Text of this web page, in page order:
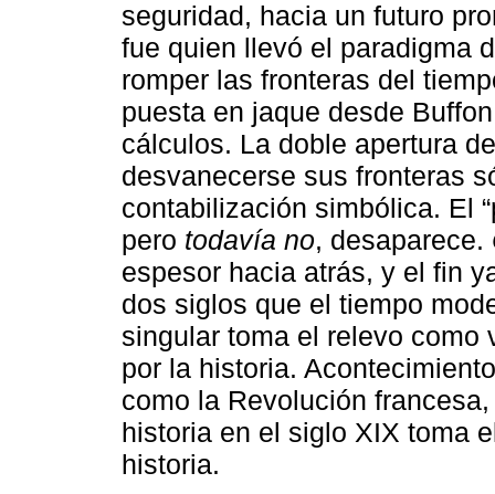
seguridad, hacia un futuro
fue quien llevó el paradigma
romper las fronteras del
puesta en jaque desde
cálculos. La doble apertura
desvanecerse sus fronteras
contabilización simbólica. El
pero todavía no, desaparece.
espesor hacia atrás, y el fin
dos siglos que el tiempo
singular toma el relevo
por la historia.
como la Revolución
historia en el siglo XIX toma
historia.